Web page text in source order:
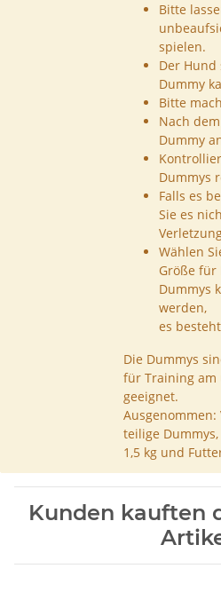
Bitte
spielen.
Der
Dummy
Bitte
Nach
Dummy
Dummys
Falls es
Sie es
Wählen
Größe für
Dummys
werden,
es
Die Dummys
für Training am
geeignet.
Ausgenommen:
teilige
1,5 kg und
Kunden kauften